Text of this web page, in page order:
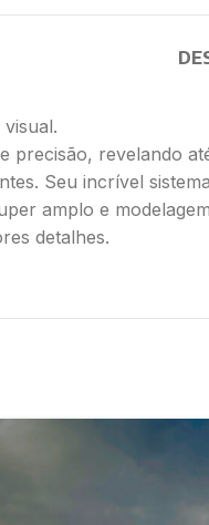
precisão, revelando
Seu incrível
amplo e
detalhes.